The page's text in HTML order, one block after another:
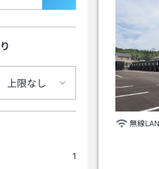
上限なし
1
無線LAN